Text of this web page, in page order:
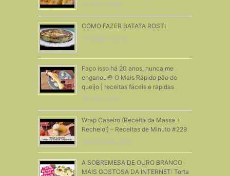
12 Maio, 2020
COMO FAZER BATATA ROSTI
17 Outubro, 2018
Faço isso há 20 anos, nunca me
enganou🤚 O Mais Rápido pão de
queijo | receitas fáceis e rapidas
14 Maio, 2022
Wrap Caseiro (Receita da Massa +
Recheio!) – Receitas de Minuto #229
2 Novembro, 2015
A SOBREMESA DE OURO BRANCO
MAIS GOSTOSA DA INTERNET: Torta